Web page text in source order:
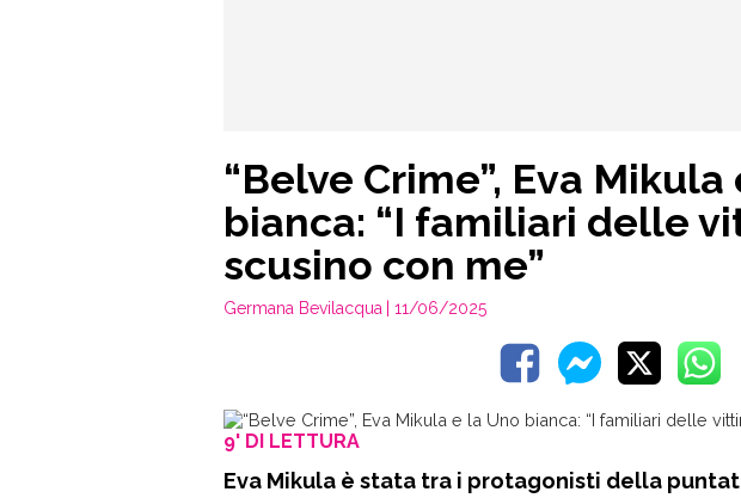
“Belve Crime”, Eva Mikula
bianca: “I familiari delle
scusino con me”
Germana Bevilacqua | 11/06/2025
9' DI LETTURA
Eva Mikula è stata tra i protagonisti della